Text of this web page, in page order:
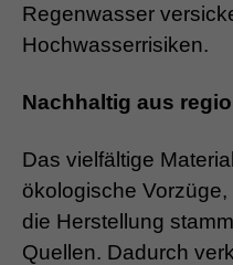
Regenwasser
Hochwasserrisiken.
Nachhaltig aus
Das vielfältige
ökologische
die Herstellung
Quellen. Dadurch